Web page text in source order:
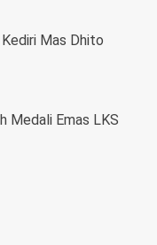
Mas Dhito
Medali Emas LKS